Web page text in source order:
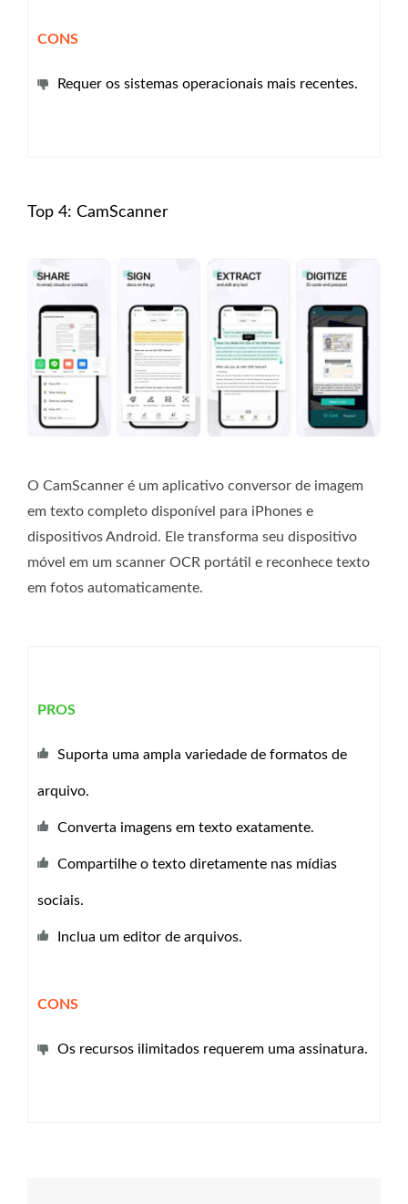
CONS
Requer os sistemas operacionais mais recentes.
Top 4: CamScanner
O CamScanner é um aplicativo conversor de imagem
em texto completo disponível para iPhones e
dispositivos Android. Ele transforma seu dispositivo
móvel em um scanner OCR portátil e reconhece texto
em fotos automaticamente.
PROS
Suporta uma ampla variedade de formatos de
arquivo.
Converta imagens em texto exatamente.
Compartilhe o texto diretamente nas mídias
sociais.
Inclua um editor de arquivos.
CONS
Os recursos ilimitados requerem uma assinatura.